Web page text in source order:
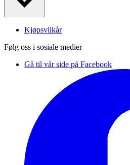
Kjøpsvilkår
Følg oss i sosiale medier
Gå til vår side på Facebook